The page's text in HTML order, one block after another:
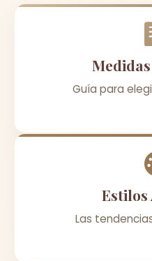
Guía para
Estilos
Las